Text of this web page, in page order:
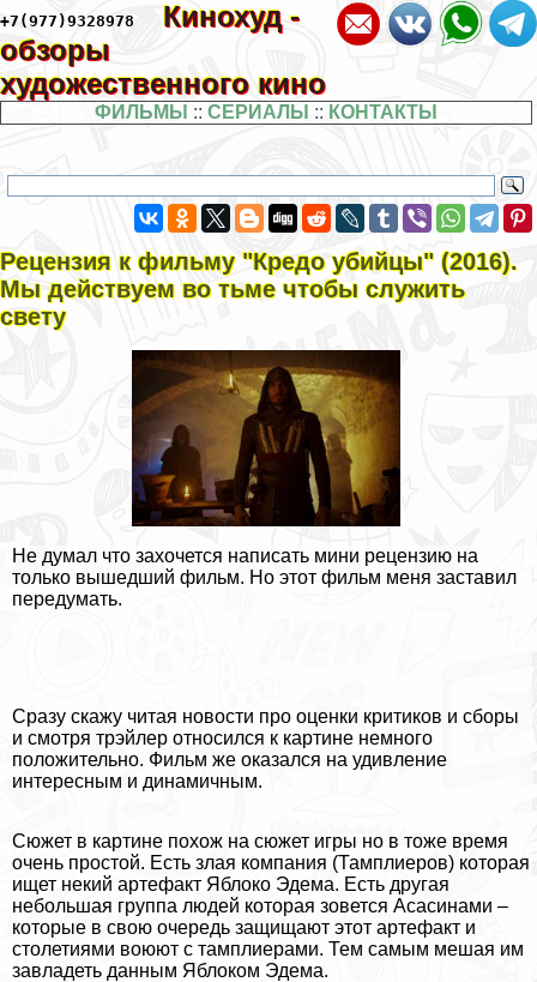
+7(977)9328978
Кинохуд -
обзоры
художественного кино
ФИЛЬМЫ :: СЕРИАЛЫ :: КОНТАКТЫ
Рецензия к фильму "Кредо убийцы" (2016).
Мы действуем во тьме чтобы служить
свету
Не думал что захочется написать мини рецензию на
только вышедший фильм. Но этот фильм меня заставил
передумать.
Сразу скажу читая новости про оценки критиков и сборы
и смотря трэйлер относился к картине немного
положительно. Фильм же оказался на удивление
интересным и динамичным.
Сюжет в картине похож на сюжет игры но в тоже время
очень простой. Есть злая компания (Тамплиеров) которая
ищет некий артефакт Яблоко Эдема. Есть другая
небольшая группа людей которая зовется Асасинами –
которые в свою очередь защищают этот артефакт и
столетиями воюют с тамплиерами. Тем самым мешая им
завладеть данным Яблоком Эдема.